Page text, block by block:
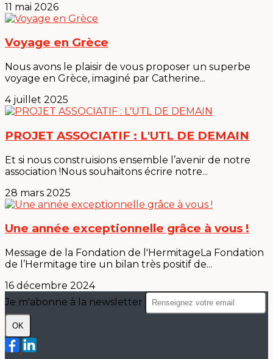
11 mai 2026
Voyage en Grèce
Nous avons le plaisir de vous proposer un superbe
voyage en Grèce, imaginé par Catherine...
4 juillet 2025
PROJET ASSOCIATIF : L'UTL DE DEMAIN
Et si nous construisions ensemble l’avenir de notre
association !Nous souhaitons écrire notre...
28 mars 2025
Une année exceptionnelle grâce à vous !
Message de la Fondation de l'HermitageLa Fondation
de l’Hermitage tire un bilan très positif de...
16 décembre 2024
Je m'abonne à la newsletter
OK